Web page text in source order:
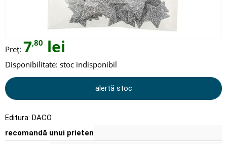
Preț: 7,80 lei
Disponibilitate: stoc indisponibil
alertă stoc
Editura: DACO
recomandă unui prieten